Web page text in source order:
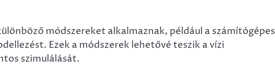
módszereket alkalmaznak, például a számítógépes
Ezek a módszerek lehetővé teszik a vízi
szimulálását.